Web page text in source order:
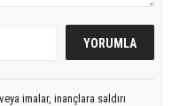
imalar, inançlara saldırı